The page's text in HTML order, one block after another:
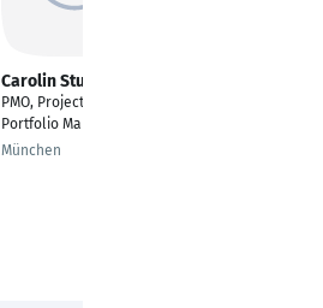
Carolin Sturm
PMO, Project and
Portfolio Management
München